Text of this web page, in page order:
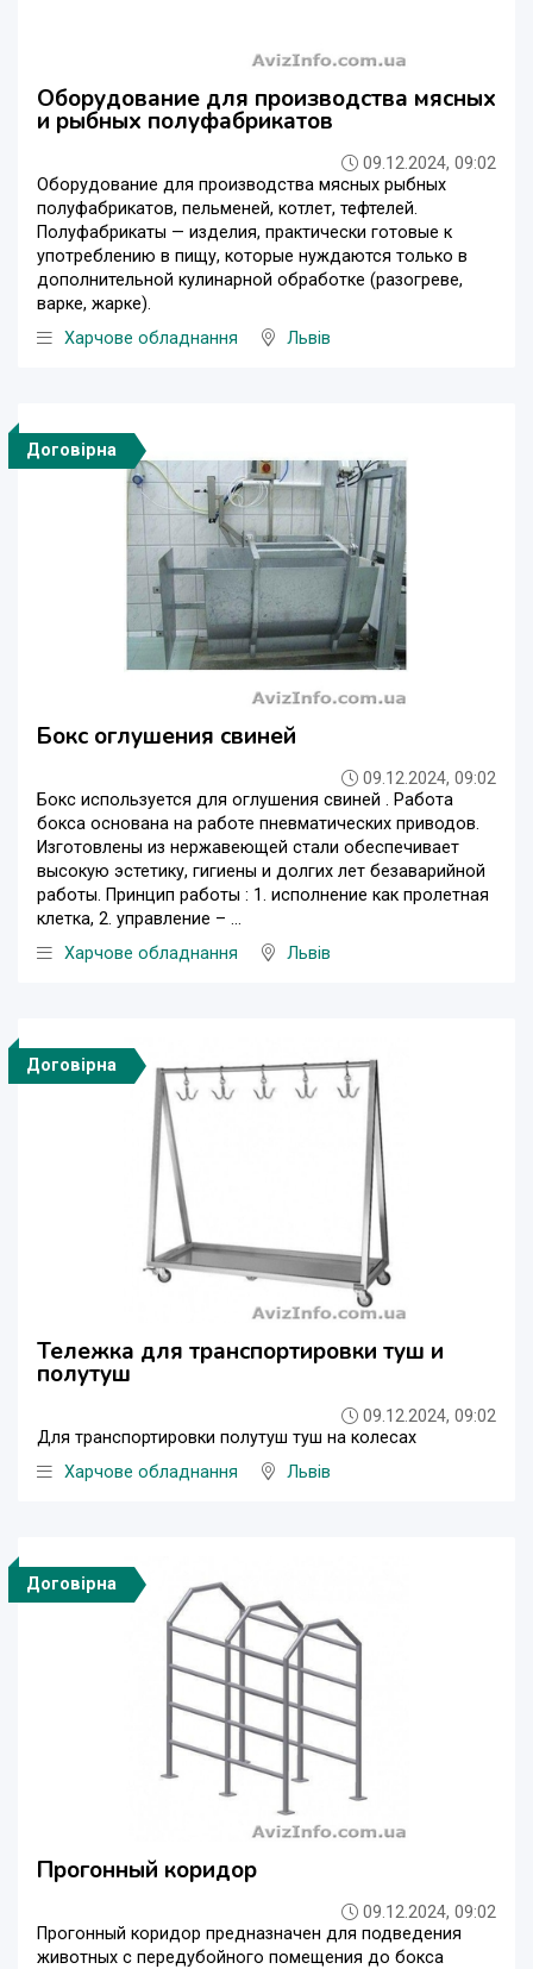
Оборудование для производства мясных
и рыбных полуфабрикатов
09.12.2024, 09:02
Оборудование для производства мясных рыбных
полуфабрикатов, пельменей, котлет, тефтелей.
Полуфабрикаты — изделия, практически готовые к
употреблению в пищу, которые нуждаются только в
дополнительной кулинарной обработке (разогреве,
варке, жарке).
Харчове обладнання
Львів
Договірна
Бокс оглушения свиней
09.12.2024, 09:02
Бокс используется для оглушения свиней . Работа
бокса основана на работе пневматических приводов.
Изготовлены из нержавеющей стали обеспечивает
высокую эстетику, гигиены и долгих лет безаварийной
работы. Принцип работы : 1. исполнение как пролетная
клетка, 2. управление – ...
Харчове обладнання
Львів
Договірна
Тележка для транспортировки туш и
полутуш
09.12.2024, 09:02
Для транспортировки полутуш туш на колесах
Харчове обладнання
Львів
Договірна
Прогонный коридор
09.12.2024, 09:02
Прогонный коридор предназначен для подведения
животных с передубойного помещения до бокса